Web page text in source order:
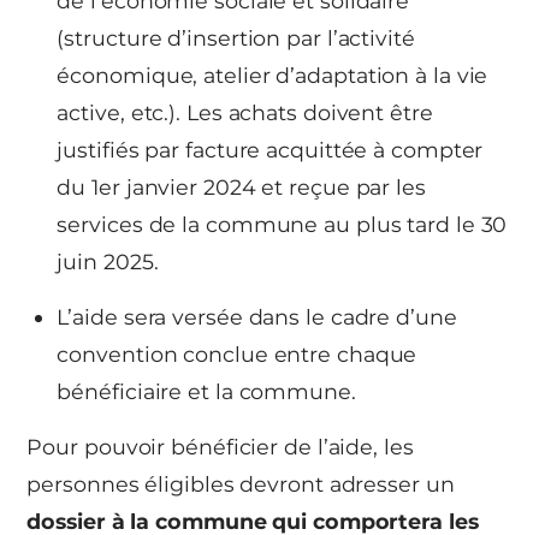
(structure d’insertion par l’activité
économique, atelier d’adaptation à la vie
active, etc.). Les achats doivent être
justifiés par facture acquittée à compter
du 1er janvier 2024 et reçue par les
services de la commune au plus tard le 30
juin 2025.
L’aide sera versée dans le cadre d’une
convention conclue entre chaque
bénéficiaire et la commune.
Pour pouvoir bénéficier de l’aide, les
personnes éligibles devront adresser un
dossier à la commune qui comportera les